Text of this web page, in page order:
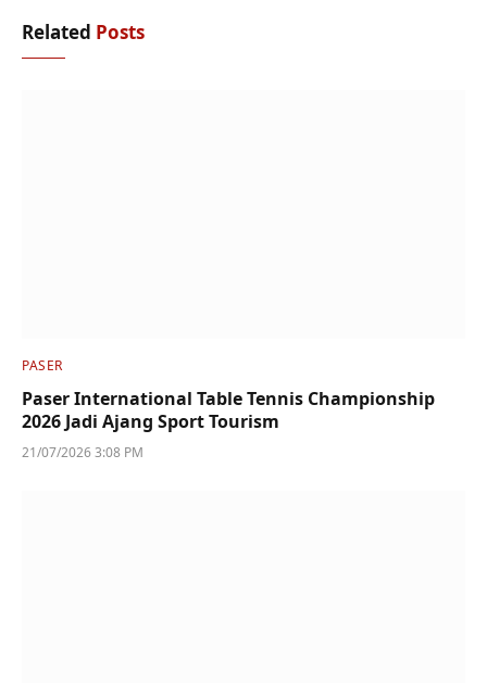
Related Posts
PASER
Paser International Table Tennis Championship
2026 Jadi Ajang Sport Tourism
21/07/2026 3:08 PM